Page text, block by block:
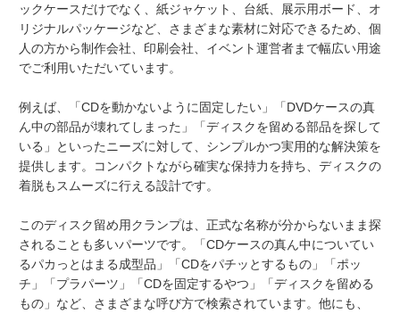
ックケースだけでなく、紙ジャケット、台紙、展示用ボード、オ
リジナルパッケージなど、さまざまな素材に対応できるため、個
人の方から制作会社、印刷会社、イベント運営者まで幅広い用途
でご利用いただいています。
例えば、「CDを動かないように固定したい」「DVDケースの真
ん中の部品が壊れてしまった」「ディスクを留める部品を探して
いる」といったニーズに対して、シンプルかつ実用的な解決策を
提供します。コンパクトながら確実な保持力を持ち、ディスクの
着脱もスムーズに行える設計です。
このディスク留め用クランプは、正式な名称が分からないまま探
されることも多いパーツです。「CDケースの真ん中についてい
るパカっとはまる成型品」「CDをパチッとするもの」「ポッ
チ」「プラパーツ」「CDを固定するやつ」「ディスクを留める
もの」など、さまざまな呼び方で検索されています。他にも、